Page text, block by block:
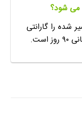
می شود؟
شده را گارانتی
است.